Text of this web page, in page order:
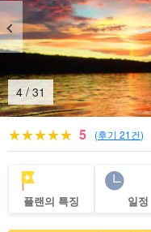
4/31
5 (후기 21건)
플랜의 특징 일정